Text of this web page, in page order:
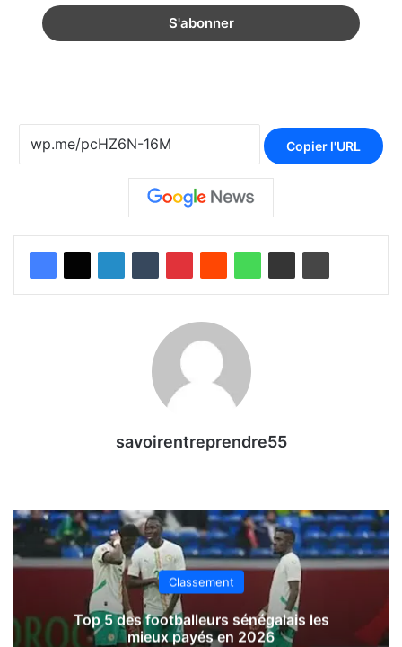
Copier l'URL
savoirentreprendre55
Classement
Top 5 des footballeurs sénégalais les
mieux payés en 2026